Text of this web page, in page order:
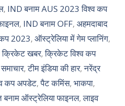
, IND बनाम AUS 2023 विश्व कप
, IND बनाम OFF, अहमदाबाद
कप 2023, ऑस्ट्रेलिया में गेम प्लानिंग,
क्रिकेट खबर,क्रिकेट विश्व कप
,टीम इंडिया की हार,नरेंद्र
कप अपडेट,पैट कमिंस, भाकपा,
बनाम ऑस्ट्रेलिया फाइनल,लाइव